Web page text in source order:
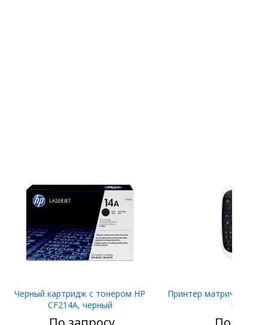
Черный картридж с тонером HP
CF214A, черный
Принтер матричный
LW-400